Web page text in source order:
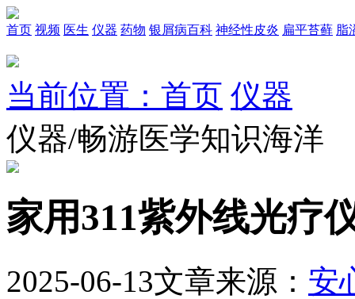
首页 视频 医生 仪器 药物 银屑病百科 神经性皮炎 扁平苔藓 脂
当前位置：首页 仪器
仪器/畅游医学知识海洋
家用311紫外线光疗
2025-06-13文章来源： 安